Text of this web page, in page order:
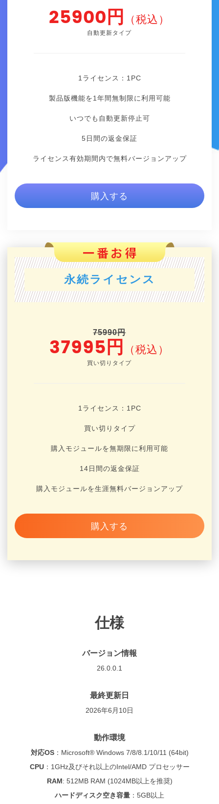
25900円 （税込）
自動更新タイプ
1ライセンス：1 PC
製品版機能を1年間無制限に利用可能
いつでも自動更新停止可
5日間の返金保証
ライセンス有効期間内で無料バージョンアップ
購入する
永続ライセンス
75990円
37995円 （税込）
買い切りタイプ
1ライセンス：1 PC
買い切りタイプ
購入モジュールを無期限に利用可能
14日間の返金保証
購入モジュールを生涯無料バージョンアップ
購入する
仕様
バージョン情報
26.0.0.1
最終更新日
2026年6月10日
動作環境
対応OS： Microsoft® Windows 7/8/8.1/10/11 (64bit)
CPU： 1GHz及びそれ以上のIntel/AMD プロセッサー
RAM: 512MB RAM (1024MB以上を推奨)
ハードディスク空き容量 ： 5GB以上